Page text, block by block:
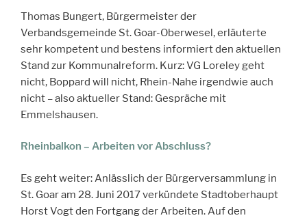
Thomas Bungert, Bürgermeister der
Verbandsgemeinde St. Goar-Oberwesel, erläuterte
sehr kompetent und bestens informiert den aktuellen
Stand zur Kommunalreform. Kurz: VG Loreley geht
nicht, Boppard will nicht, Rhein-Nahe irgendwie auch
nicht – also aktueller Stand: Gespräche mit
Emmelshausen.
Rheinbalkon – Arbeiten vor Abschluss?
Es geht weiter: Anlässlich der Bürgerversammlung in
St. Goar am 28. Juni 2017 verkündete Stadtoberhaupt
Horst Vogt den Fortgang der Arbeiten. Auf den